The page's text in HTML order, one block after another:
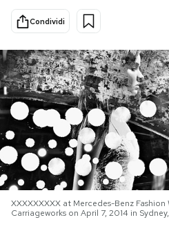
Scienza
Cultura
Economia
Sport
PODCAST
NEWSLETTER
I MIEI PREFERITI
Condividi
XXXXXXXXX at Mercedes-Benz
Carriageworks on April 7, 2014 in